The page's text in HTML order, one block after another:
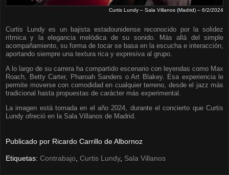
Curtis Lundy – Sala Villanos (Madrid) – 6/2/2024
Curtis Lundy es un bajista estadounidense reconocido por la solidez
rítmica y la elegancia melódica de su sonido. Más allá del simple
acompañamiento, su forma de tocar se basa en la escucha e interacción,
aportando siempre una textura rica y expresiva al grupo.
A lo largo de su carrera ha compartido escenario con leyendas como Max
Roach, Betty Carter, Pharoah Sanders o Art Blakey. Esa experiencia le
permite moverse con comodidad en cualquier terreno, desde el jazz más
tradicional hasta propuestas de carácter más experimental.
La imagen está tomada en el año 2024, durante el concierto que Curtis
Lundy ofreció en la Sala Villanos de Madrid.
Publicado por Ricardo Carrillo de Albornoz
Etiquetas: Contrabajo Curtis Lundy, Sala Villanos